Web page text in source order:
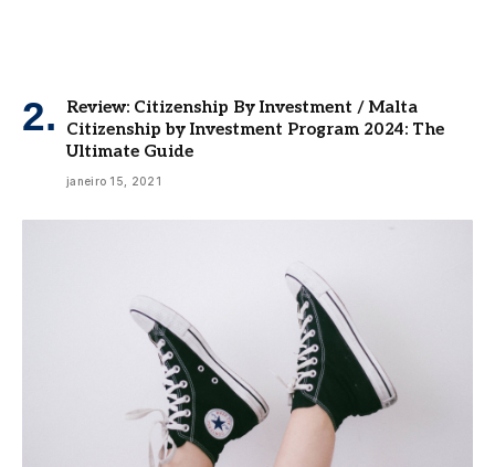
Review: Citizenship By Investment / Malta
Citizenship by Investment Program 2024: The
Ultimate Guide
janeiro 15, 2021